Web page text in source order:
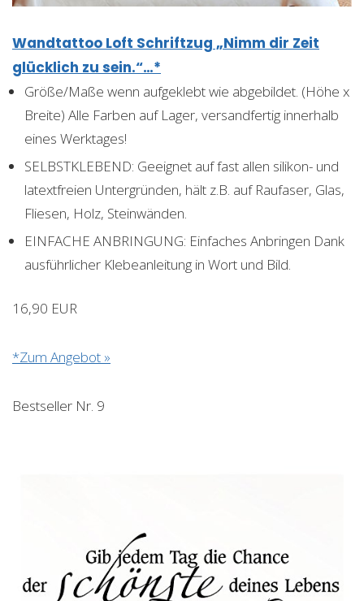
Wandtattoo Loft Schriftzug „Nimm dir Zeit
glücklich zu sein.“…*
Größe/Maße wenn aufgeklebt wie abgebildet. (Höhe x
Breite) Alle Farben auf Lager, versandfertig innerhalb
eines Werktages!
SELBSTKLEBEND: Geeignet auf fast allen silikon- und
latextfreien Untergründen, hält z.B. auf Raufaser, Glas,
Fliesen, Holz, Steinwänden.
EINFACHE ANBRINGUNG: Einfaches Anbringen Dank
ausführlicher Klebeanleitung in Wort und Bild.
16,90 EUR
*Zum Angebot »
Bestseller Nr. 9